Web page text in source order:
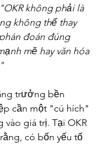
"OKR không phải là
không thể thay
đoán đúng
mẽ hay văn hóa
trưởng bền
cần một "cú hích"
giá trị. Tại OKR
có bốn yếu tố